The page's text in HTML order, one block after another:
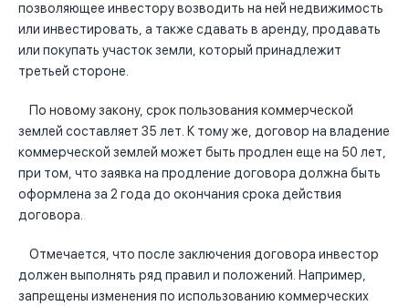
позволяющее инвестору возводить на ней недвижимость
или инвестировать, а также сдавать в аренду, продавать
или покупать участок земли, который принадлежит
третьей стороне.
По новому закону, срок пользования коммерческой
землей составляет 35 лет. К тому же, договор на владение
коммерческой землей может быть продлен еще на 50 лет,
при том, что заявка на продление договора должна быть
оформлена за 2 года до окончания срока действия
договора.
Отмечается, что после заключения договора инвестор
должен выполнять ряд правил и положений. Например,
запрещены изменения по использованию коммерческих